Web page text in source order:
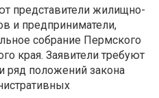
представители жилищно-
и предприниматели,
собрание Пермского
края. Заявители требуют
ряд положений закона